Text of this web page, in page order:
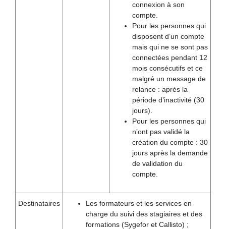
connexion à son
compte.
Pour les personnes qui
disposent d’un compte
mais qui ne se sont pas
connectées pendant 12
mois consécutifs et ce
malgré un message de
relance : après la
période d’inactivité (30
jours).
Pour les personnes qui
n’ont pas validé la
création du compte : 30
jours après la demande
de validation du
compte.
Destinataires
Les formateurs et les services en
charge du suivi des stagiaires et des
formations (Sygefor et Callisto) ;